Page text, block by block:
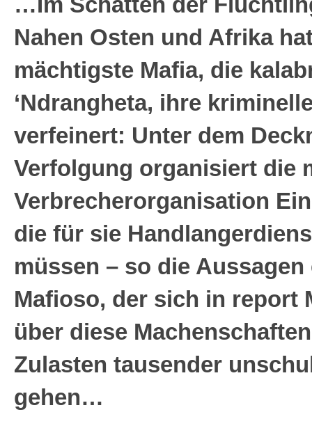
Nahen Osten und Afrika
mächtigste Mafia, die
‘Ndrangheta, ihre
verfeinert: Unter dem
Verfolgung organisiert die
Verbrecherorganisation
die für sie
müssen – so die
Mafioso, der sich in report
über diese
Zulasten tausender
gehen…